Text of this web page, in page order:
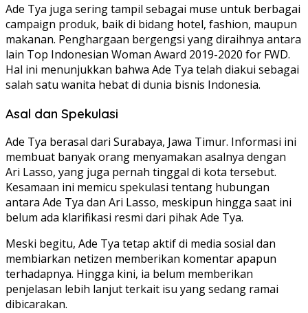
Ade Tya juga sering tampil sebagai muse untuk berbagai
campaign produk, baik di bidang hotel, fashion, maupun
makanan. Penghargaan bergengsi yang diraihnya antara
lain Top Indonesian Woman Award 2019-2020 for FWD.
Hal ini menunjukkan bahwa Ade Tya telah diakui sebagai
salah satu wanita hebat di dunia bisnis Indonesia.
Asal dan Spekulasi
Ade Tya berasal dari Surabaya, Jawa Timur. Informasi ini
membuat banyak orang menyamakan asalnya dengan
Ari Lasso, yang juga pernah tinggal di kota tersebut.
Kesamaan ini memicu spekulasi tentang hubungan
antara Ade Tya dan Ari Lasso, meskipun hingga saat ini
belum ada klarifikasi resmi dari pihak Ade Tya.
Meski begitu, Ade Tya tetap aktif di media sosial dan
membiarkan netizen memberikan komentar apapun
terhadapnya. Hingga kini, ia belum memberikan
penjelasan lebih lanjut terkait isu yang sedang ramai
dibicarakan.